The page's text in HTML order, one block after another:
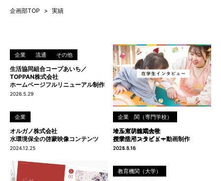
企画部TOP > 実績
企業 流通 その他
生活協同組合コープあいち／
TOPPAN株式会社
ホームページフルリニューアル制作
2026.5.29
教育機関（専門学校）
埼玉東萌短期大学
在学生インタビュー
2025.5.16
企業
オルガノ株式会社
水環境保全の啓蒙映像コンテンツ
2024.12.25
企業
オルガノ株式会社
授業活用スライド＋動画制作
2024.8.16
教育機関（大学）